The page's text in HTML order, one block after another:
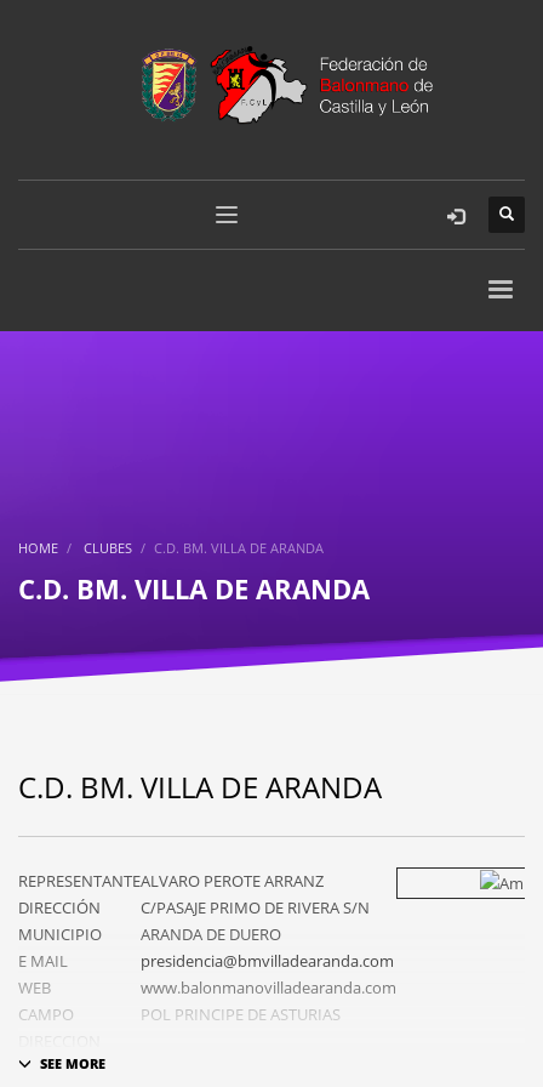
HOME CLUBES C.D. BM. VILLA DE ARANDA
C.D. BM. VILLA DE ARANDA
C.D. BM. VILLA DE ARANDA
REPRESENTANTEALVARO PEROTE ARRANZ
DIRECCIÓN
C/PASAJE PRIMO DE RIVERA S/N
MUNICIPIO
ARANDA DE DUERO
E MAIL
presidencia@bmvilladearanda.com
WEB
www.balonmanovilladearanda.com
CAMPO
POL PRINCIPE DE ASTURIAS
CAMPO